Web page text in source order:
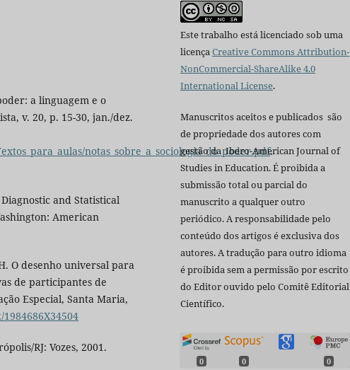
a linguagem e o
v. 20, p. 15-30, jan./dez.
notas_sobre_a_sociologia_do_poder.pdf.
Diagnostic and Statistical
American
H. O desenho universal para
de participantes de
Especial, Santa Maria,
RJ: Vozes, 2001.
Este trabalho está licenciado sob uma
licençaCreative Commons Attribution-
NonCommercial-ShareAlike 4.0
International License.
Manuscritos aceitos e publicados são
de propriedade dos autores com
gestão da Ibero-American Journal of
Studies in Education. É proibida a
submissão total ou parcial do
manuscrito a qualquer outro
periódico. A responsabilidade pelo
conteúdo dos artigos é exclusiva dos
autores. A tradução para outro idioma
é proibida sem a permissão por escrito
do Editor ouvido pelo Comitê Editorial
Científico.
0 0 0